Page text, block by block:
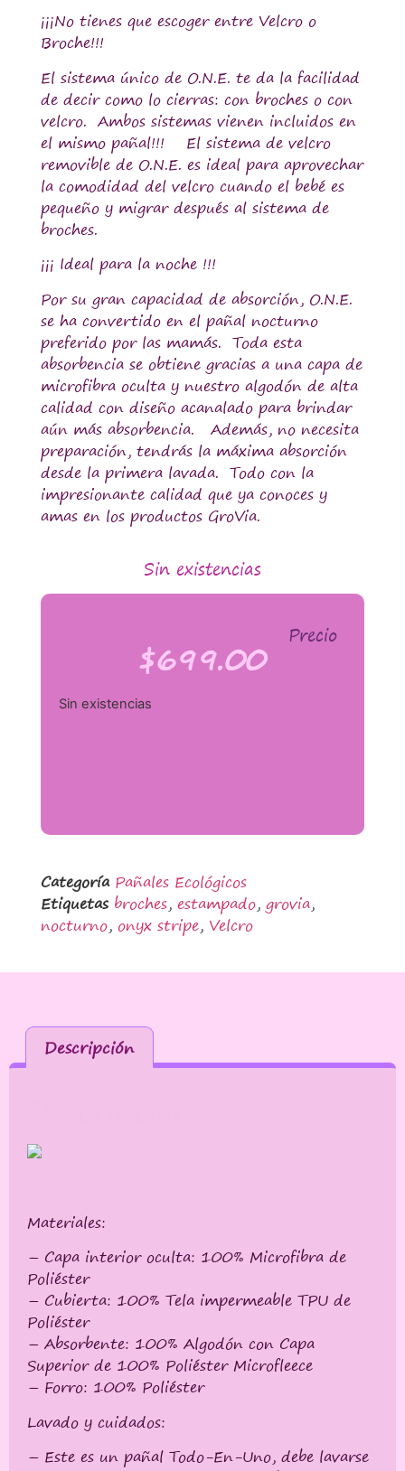
¡¡¡No tienes que escoger entre Velcro o
Broche!!!
El sistema único de O.N.E. te da la facilidad
de decir como lo cierras: con broches o con
velcro. Ambos sistemas vienen incluidos en
el mismo pañal!!! El sistema de velcro
removible de O.N.E. es ideal para aprovechar
la comodidad del velcro cuando el bebé es
pequeño y migrar después al sistema de
broches.
¡¡¡ Ideal para la noche !!!
Por su gran capacidad de absorción, O.N.E.
se ha convertido en el pañal nocturno
preferido por las mamás. Toda esta
absorbencia se obtiene gracias a una capa de
microfibra oculta y nuestro algodón de alta
calidad con diseño acanalado para brindar
aún más absorbencia. Además, no necesita
preparación, tendrás la máxima absorción
desde la primera lavada. Todo con la
impresionante calidad que ya conoces y
amas en los productos GroVia.
Sin existencias
Precio
$699.00
Sin existencias
Categoría Pañales Ecológicos
Etiquetas broches, estampado, grovia,
nocturno, onyx stripe, Velcro
Descripción
Materiales:
– Capa interior oculta: 100% Microfibra de
Poliéster
– Cubierta: 100% Tela impermeable TPU de
Poliéster
– Absorbente: 100% Algodón con Capa
Superior de 100% Poliéster Microfleece
– Forro: 100% Poliéster
Lavado y cuidados:
– Este es un pañal Todo-En-Uno, debe lavarse